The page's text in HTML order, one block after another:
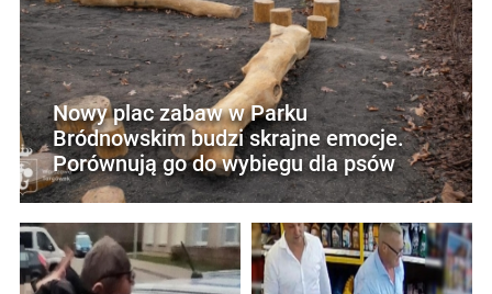
Nowy plac zabaw w Parku
Bródnowskim budzi skrajne emocje.
Porównują go do wybiegu dla psów